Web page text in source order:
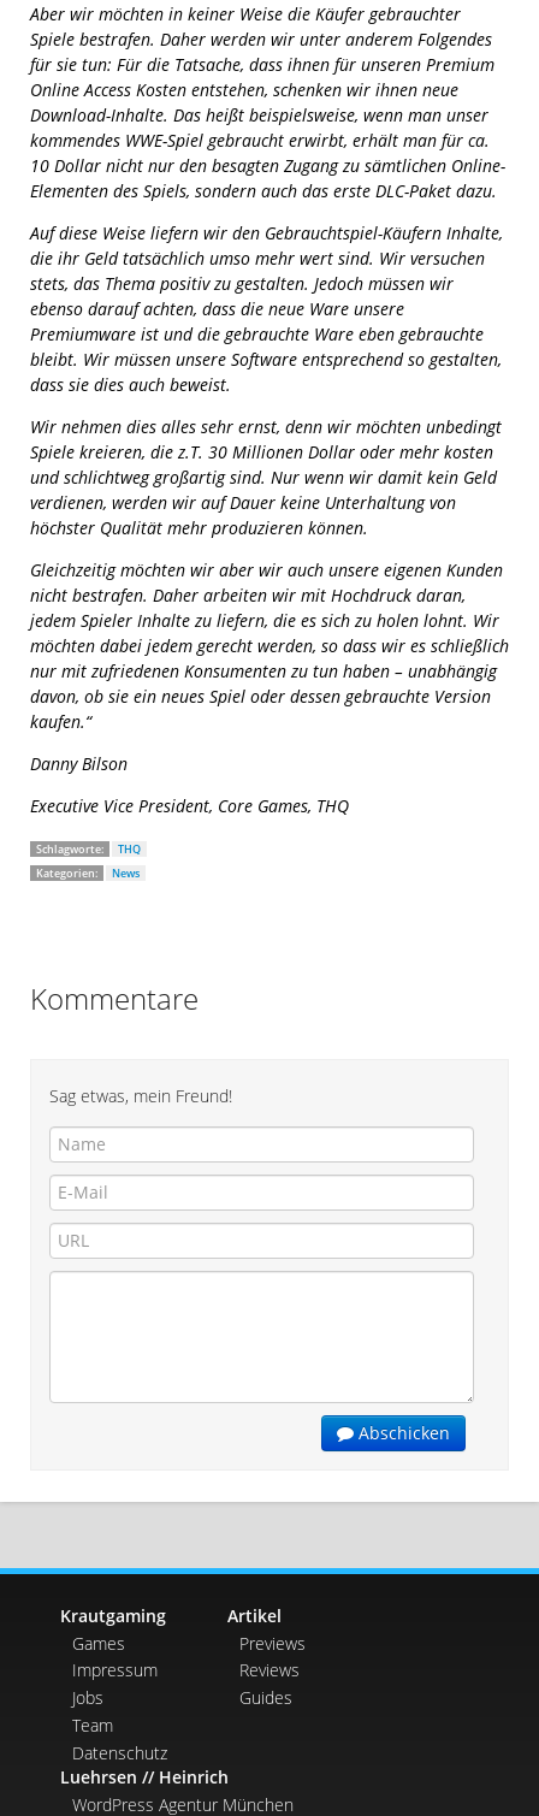
Aber wir möchten in keiner Weise die Käufer gebrauchter
Spiele bestrafen. Daher werden wir unter anderem Folgendes
für sie tun: Für die Tatsache, dass ihnen für unseren Premium
Online Access Kosten entstehen, schenken wir ihnen neue
Download-Inhalte. Das heißt beispielsweise, wenn man unser
kommendes WWE-Spiel gebraucht erwirbt, erhält man für ca.
10 Dollar nicht nur den besagten Zugang zu sämtlichen Online-
Elementen des Spiels, sondern auch das erste DLC-Paket dazu.
Auf diese Weise liefern wir den Gebrauchtspiel-Käufern Inhalte,
die ihr Geld tatsächlich umso mehr wert sind. Wir versuchen
stets, das Thema positiv zu gestalten. Jedoch müssen wir
ebenso darauf achten, dass die neue Ware unsere
Premiumware ist und die gebrauchte Ware eben gebrauchte
bleibt. Wir müssen unsere Software entsprechend so gestalten,
dass sie dies auch beweist.
Wir nehmen dies alles sehr ernst, denn wir möchten unbedingt
Spiele kreieren, die z.T. 30 Millionen Dollar oder mehr kosten
und schlichtweg großartig sind. Nur wenn wir damit kein Geld
verdienen, werden wir auf Dauer keine Unterhaltung von
höchster Qualität mehr produzieren können.
Gleichzeitig möchten wir aber wir auch unsere eigenen Kunden
nicht bestrafen. Daher arbeiten wir mit Hochdruck daran,
jedem Spieler Inhalte zu liefern, die es sich zu holen lohnt. Wir
möchten dabei jedem gerecht werden, so dass wir es schließlich
nur mit zufriedenen Konsumenten zu tun haben – unabhängig
davon, ob sie ein neues Spiel oder dessen gebrauchte Version
kaufen.“
Danny Bilson
Executive Vice President, Core Games, THQ
Schlagworte:
THQ
Kategorien:
News
Kommentare
Sag etwas, mein Freund!
Abschicken
Krautgaming
Games
Impressum
Jobs
Team
Datenschutz
Artikel
Previews
Reviews
Guides
Luehrsen // Heinrich
WordPress Agentur München